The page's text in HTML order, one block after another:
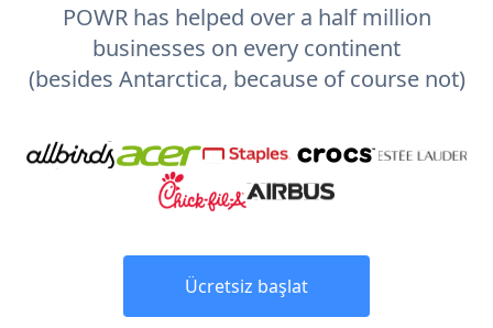
POWR has helped over a half million
businesses on every continent
(besides Antarctica, because of course not)
Ücretsiz başlat